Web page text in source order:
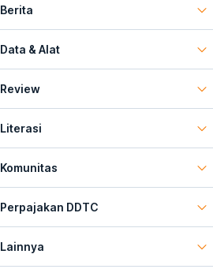
Berita
Data & Alat
Review
Literasi
Komunitas
Perpajakan DDTC
Lainnya